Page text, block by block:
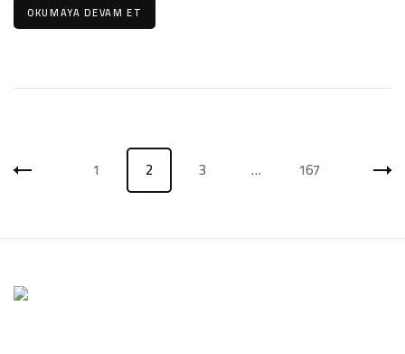
OKUMAYA DEVAM ET
sayfalaması
Sayfa
1 Sayfa
2 Sayfa
3 … Sayfa
167